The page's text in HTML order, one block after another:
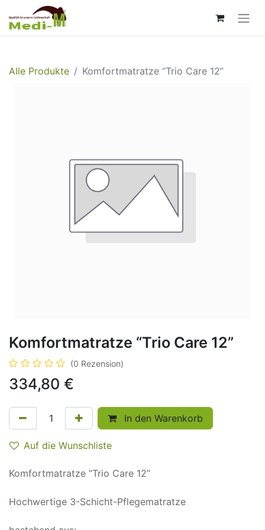
Alle Produkte Komfortmatratze “Trio Care 12”
Komfortmatratze “Trio Care 12”
(0 Rezension)
334,80 €
In den Warenkorb
Auf die Wunschliste
Komfortmatratze “Trio Care 12”
Hochwertige 3-Schicht-Pflegematratze